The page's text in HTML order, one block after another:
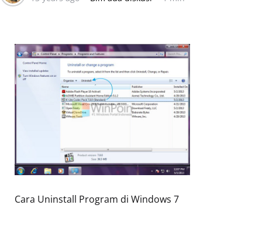
Cara Uninstall Program di Windows 7